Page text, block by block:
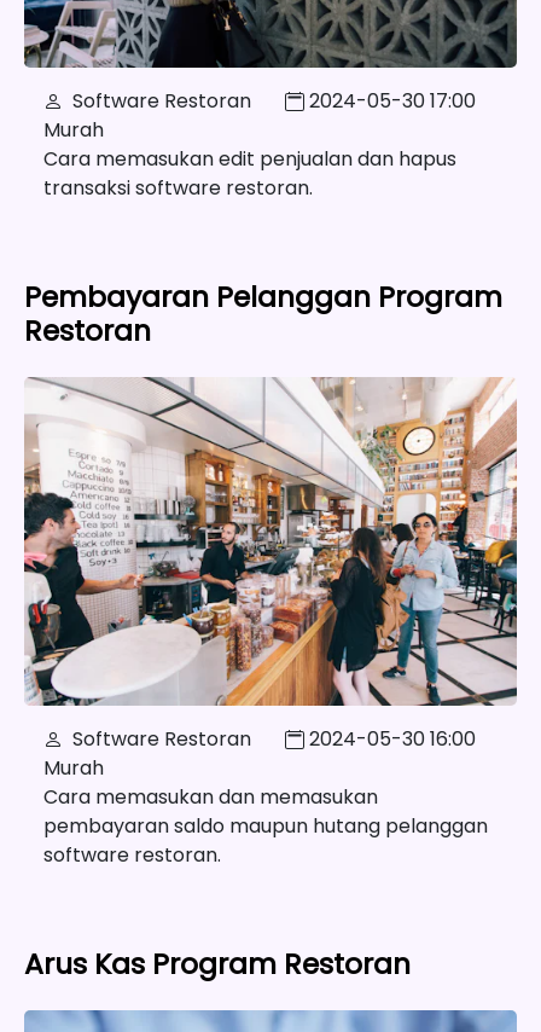
Software Restoran
Murah
2024-05-30 17:00
Cara memasukan edit penjualan dan hapus
transaksi software restoran.
Pembayaran Pelanggan Program
Restoran
Software Restoran
Murah
2024-05-30 16:00
Cara memasukan dan memasukan
pembayaran saldo maupun hutang pelanggan
software restoran.
Arus Kas Program Restoran